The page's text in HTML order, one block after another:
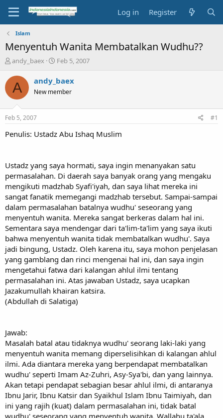
Log in Register
Islam
Menyentuh Wanita Membatalkan Wudhu??
T
r
e
a
s
t
a
r
andy_baex
S
a
t
e
Feb 5, 2007
A andy_baex
New member
Feb 5, 2007 #1
Penulis: Ustadz Abu Ishaq Muslim
Ustadz yang saya hormati, saya ingin menanyakan satu
permasalahan. Di daerah saya banyak orang yang mengaku
mengikuti madzhab Syafi'iyah, dan saya lihat mereka ini
sangat fanatik memegangi madzhab tersebut. Sampai-sampai
dalam permasalahan batalnya wudhu' seseorang yang
menyentuh wanita. Mereka sangat berkeras dalam hal ini.
Sementara saya mendengar dari ta'lim-ta'lim yang saya ikuti
bahwa menyentuh wanita tidak membatalkan wudhu'. Saya
jadi bingung, Ustadz. Oleh karena itu, saya mohon penjelasan
yang gamblang dan rinci mengenai hal ini, dan saya ingin
mengetahui fatwa dari kalangan ahlul ilmi tentang
permasalahan ini. Atas jawaban Ustadz, saya ucapkan
Jazakumullah khairan katsira.
(Abdullah di Salatiga)
Jawab:
Masalah batal atau tidaknya wudhu' seorang laki-laki yang
menyentuh wanita memang diperselisihkan di kalangan ahlul
ilmi. Ada diantara mereka yang berpendapat membatalkan
wudhu' seperti Imam Az-Zuhri, Asy-Sya'bi, dan yang lainnya.
Akan tetapi pendapat sebagian besar ahlul ilmi, di antaranya
Ibnu Jarir, Ibnu Katsir dan Syaikhul Islam Ibnu Taimiyah, dan
ini yang rajih (kuat) dalam permasalahan ini, tidak batal
wudhu' seseorang yang menyentuh wanita. Wallahu ta'ala